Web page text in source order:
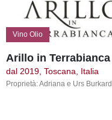
Vino Olio
Arillo in Terrabianca
dal 2019, Toscana, Italia
Proprietà: Adriana e Urs Burkard